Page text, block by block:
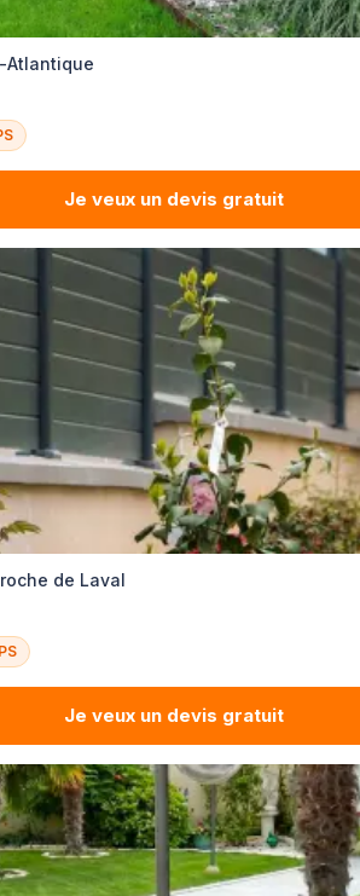
Atlantique
Je veux un devis gratuit
de Laval
Je veux un devis gratuit